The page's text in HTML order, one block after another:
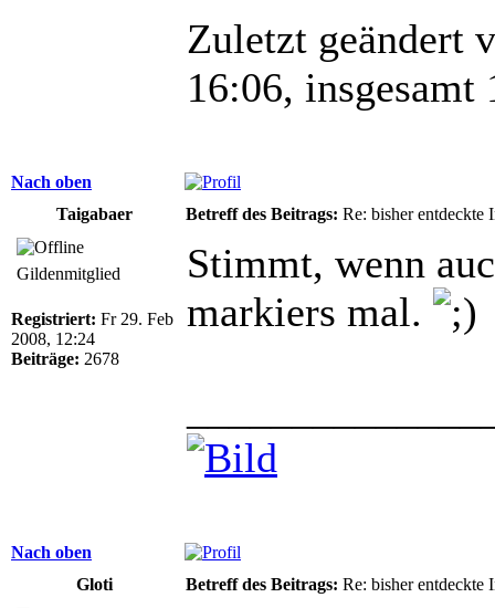
Zuletzt geändert
16:06, insgesamt
Nach oben
Taigabaer
Betreff des Beitrags: Re: bisher entdeckte
Gildenmitglied
Registriert: Fr 29. Feb
2008, 12:24
Beiträge: 2678
Stimmt, wenn
markiers mal.
Nach oben
Gloti
Betreff des Beitrags: Re: bisher entdeckte